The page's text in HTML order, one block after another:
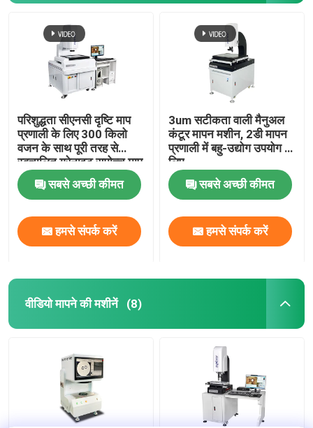
परिशुद्धता सीएनसी दृष्टि माप
प्रणाली के लिए 300 किलो
वजन के साथ पूरी तरह से
स्वचालित ग्रेनाइट समोच्च माप
मशीन
सबसे अच्छी कीमत
हमसे संपर्क करें
3um सटीकता वाली मैनुअल
कंटूर मापन मशीन, 2डी मापन
प्रणाली में बहु-उद्योग उपयोग के
लिए
सबसे अच्छी कीमत
हमसे संपर्क करें
वीडियो मापने की मशीनें (8)